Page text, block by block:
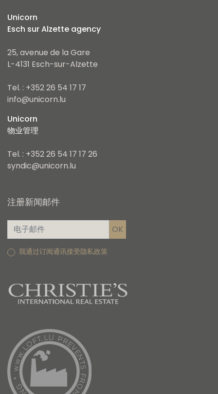
Unicorn
Esch sur Alzette agency
25, avenue de la Gare
L-4131 Esch-sur-Alzette
Tel. : +352 26 54 17 17
info@unicorn.lu
Unicorn
物业管理
Tel. : +352 26 54 17 17 26
syndic@unicorn.lu
注册新闻邮件
我通过订阅通讯接受隐私政策